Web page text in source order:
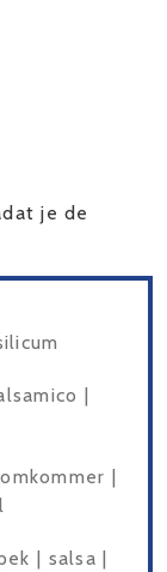
je de
|
|
| salsa |